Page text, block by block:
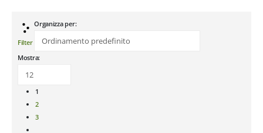
Filter
Organizza per:
Mostra:
1
2
3